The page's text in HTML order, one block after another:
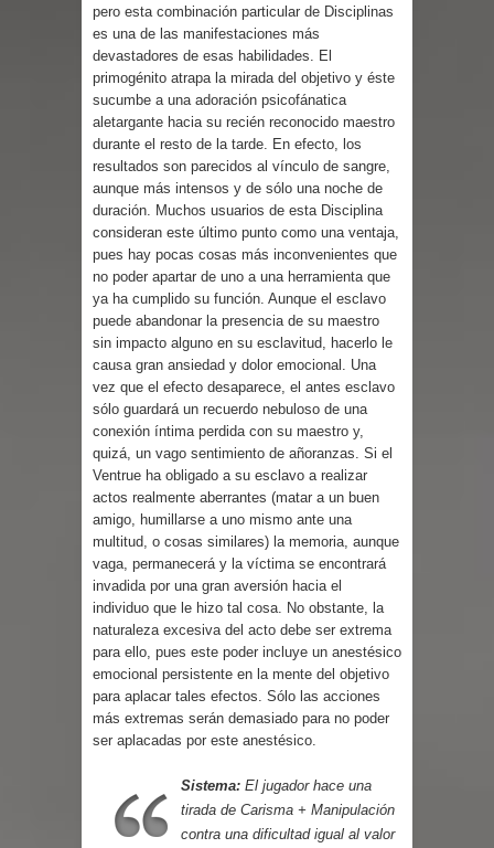
Cuentos
pero esta combinación particular de Disciplinas
es una de las manifestaciones más
devastadores de esas habilidades. El
primogénito atrapa la mirada del objetivo y éste
sucumbe a una adoración psicofánatica
aletargante hacia su recién reconocido maestro
durante el resto de la tarde. En efecto, los
resultados son parecidos al vínculo de sangre,
aunque más intensos y de sólo una noche de
duración. Muchos usuarios de esta Disciplina
consideran este último punto como una ventaja,
pues hay pocas cosas más inconvenientes que
no poder apartar de uno a una herramienta que
ya ha cumplido su función. Aunque el esclavo
puede abandonar la presencia de su maestro
sin impacto alguno en su esclavitud, hacerlo le
causa gran ansiedad y dolor emocional. Una
vez que el efecto desaparece, el antes esclavo
sólo guardará un recuerdo nebuloso de una
conexión íntima perdida con su maestro y,
quizá, un vago sentimiento de añoranzas. Si el
Ventrue ha obligado a su esclavo a realizar
actos realmente aberrantes (matar a un buen
amigo, humillarse a uno mismo ante una
multitud, o cosas similares) la memoria, aunque
vaga, permanecerá y la víctima se encontrará
invadida por una gran aversión hacia el
individuo que le hizo tal cosa. No obstante, la
naturaleza excesiva del acto debe ser extrema
para ello, pues este poder incluye un anestésico
emocional persistente en la mente del objetivo
para aplacar tales efectos. Sólo las acciones
más extremas serán demasiado para no poder
ser aplacadas por este anestésico.
Sistema: El jugador hace una
tirada de Carisma + Manipulación
contra una dificultad igual al valor